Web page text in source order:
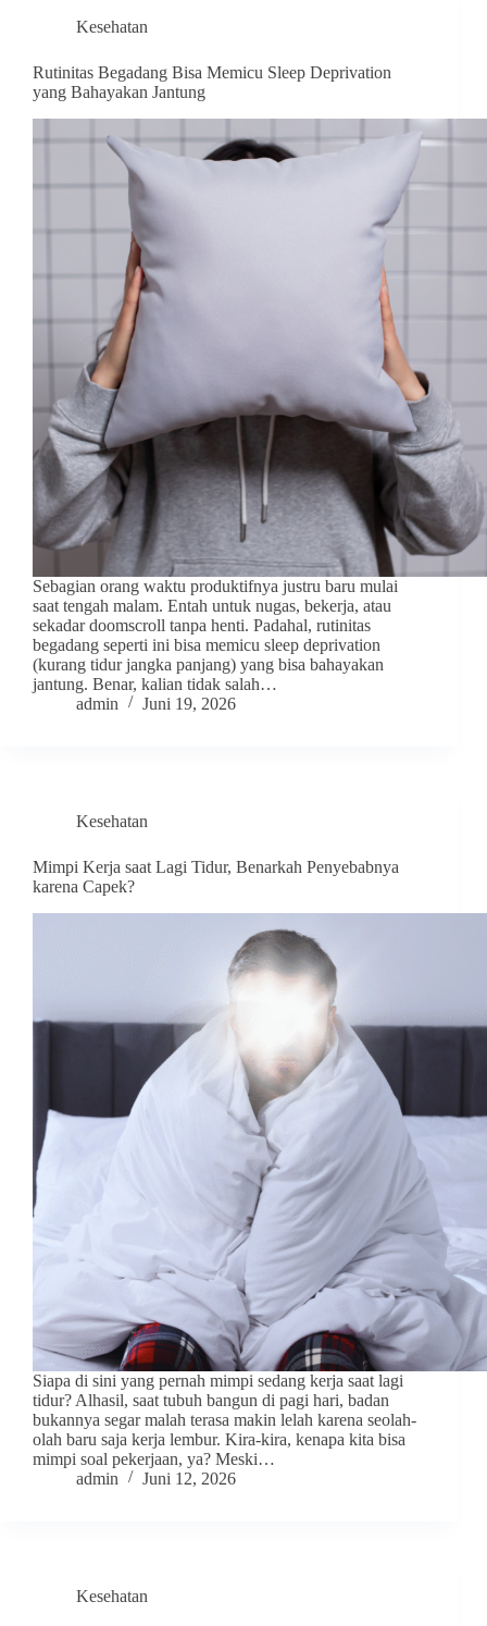
Kesehatan
Rutinitas Begadang Bisa Memicu Sleep Deprivation
yang Bahayakan Jantung
Sebagian orang waktu produktifnya justru baru mulai
saat tengah malam. Entah untuk nugas, bekerja, atau
sekadar doomscroll tanpa henti. Padahal, rutinitas
begadang seperti ini bisa memicu sleep deprivation
(kurang tidur jangka panjang) yang bisa bahayakan
jantung. Benar, kalian tidak salah…
admin
Juni 19, 2026
Kesehatan
Mimpi Kerja saat Lagi Tidur, Benarkah Penyebabnya
karena Capek?
Siapa di sini yang pernah mimpi sedang kerja saat lagi
tidur? Alhasil, saat tubuh bangun di pagi hari, badan
bukannya segar malah terasa makin lelah karena seolah-
olah baru saja kerja lembur. Kira-kira, kenapa kita bisa
mimpi soal pekerjaan, ya? Meski…
admin
Juni 12, 2026
Kesehatan